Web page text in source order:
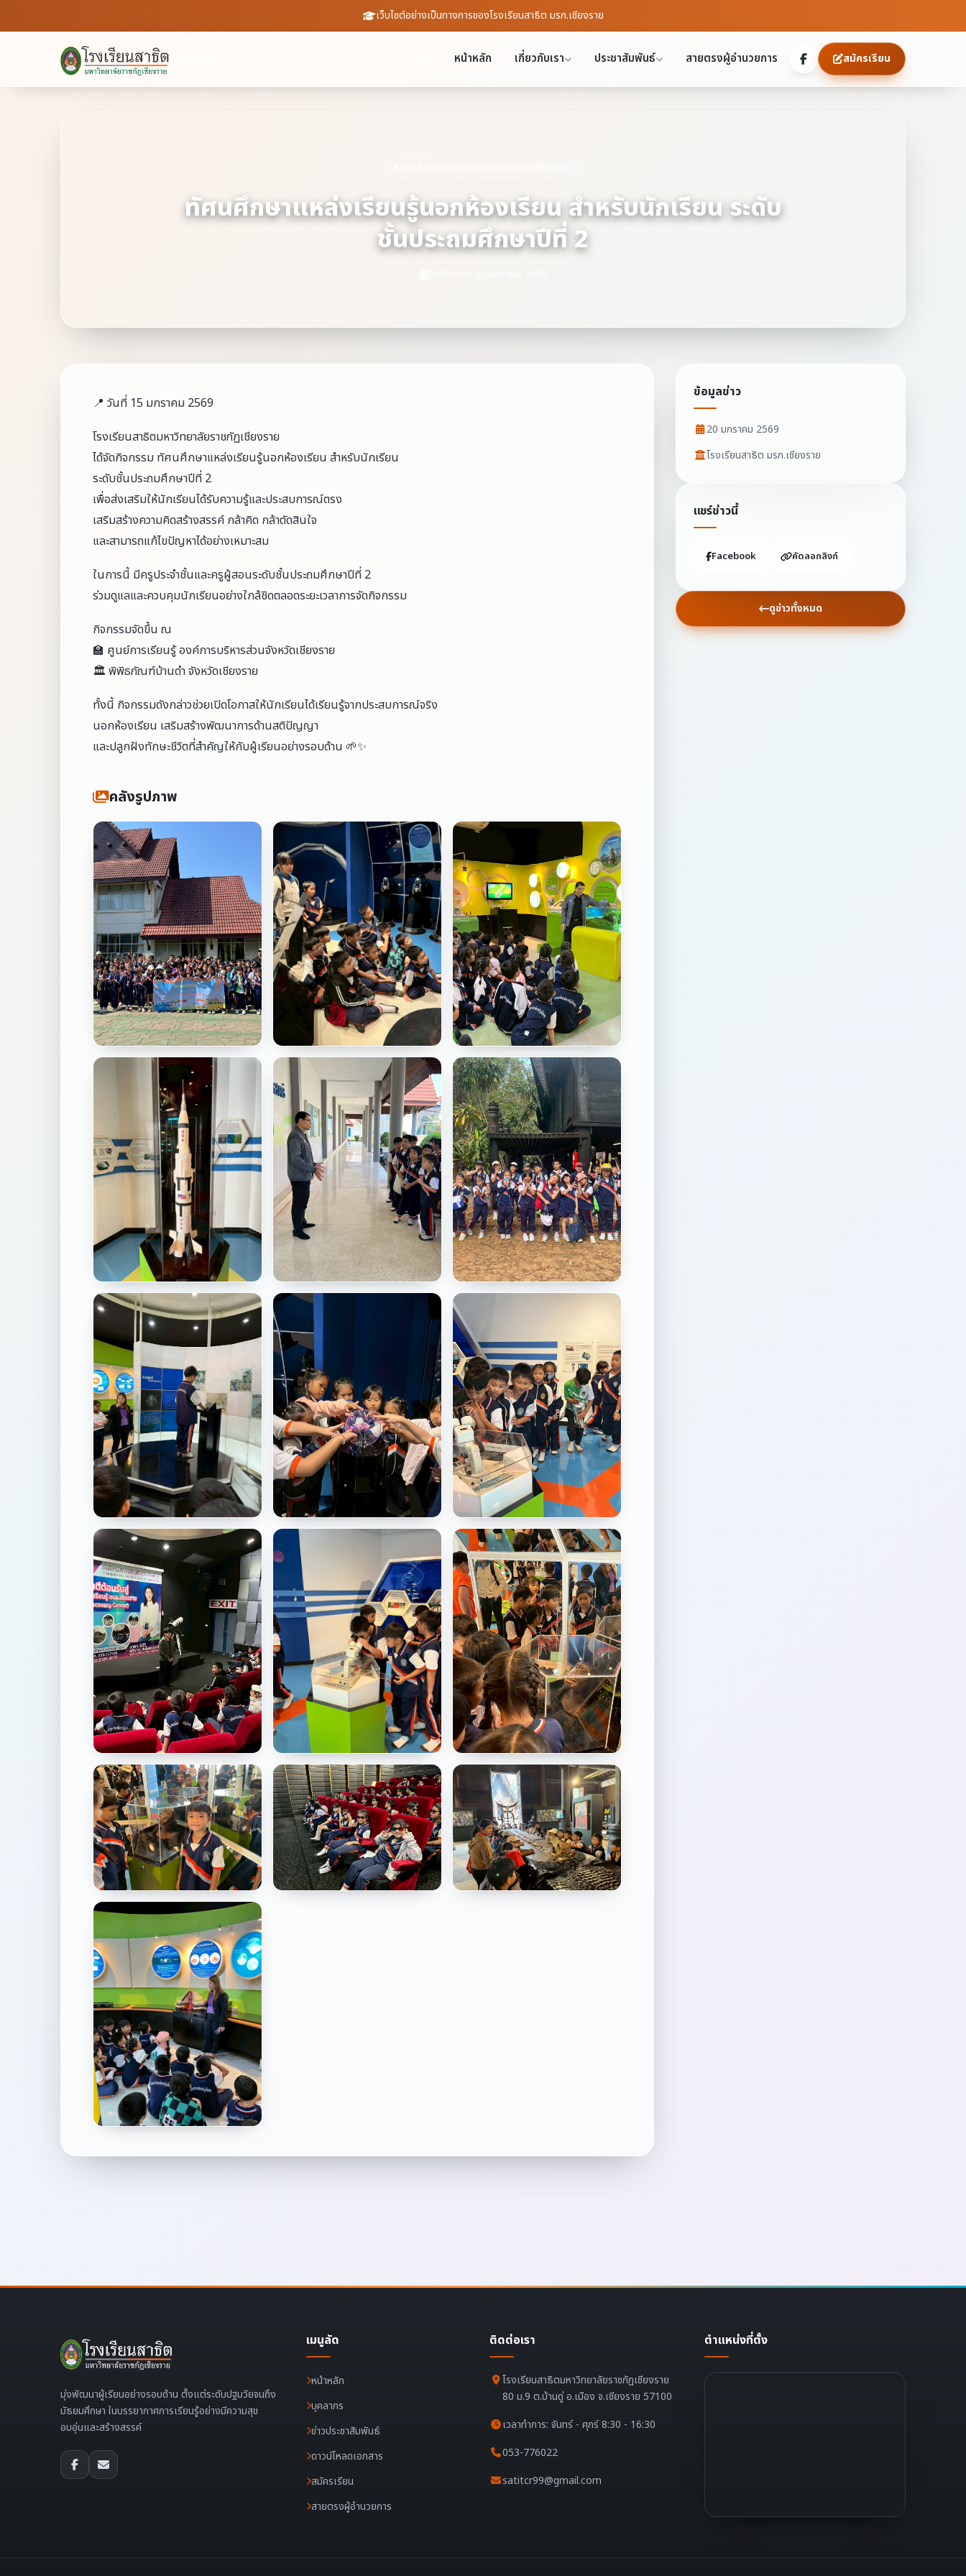
เว็บไซต์อย่างเป็นทางการของโรงเรียนสาธิต มรภ.เชียงราย
หน้าหลัก เกี่ยวกับเรา ประชาสัมพันธ์ สายตรงผู้อำนวยการ สมัครเรียน
ทัศนศึกษาแหล่งเรียนรู้นอกห้องเรียน สำหรับนักเรียน ระดับ
ชั้นประถมศึกษาปีที่ 2
📍 วันที่ 15 มกราคม 2569
โรงเรียนสาธิตมหาวิทยาลัยราชภัฏเชียงราย
ได้จัดกิจกรรม ทัศนศึกษาแหล่งเรียนรู้นอกห้องเรียน สำหรับนักเรียน
ระดับชั้นประถมศึกษาปีที่ 2
เพื่อส่งเสริมให้นักเรียนได้รับความรู้และประสบการณ์ตรง
เสริมสร้างความคิดสร้างสรรค์ กล้าคิด กล้าตัดสินใจ
และสามารถแก้ไขปัญหาได้อย่างเหมาะสม
ในการนี้ มีครูประจำชั้นและครูผู้สอนระดับชั้นประถมศึกษาปีที่ 2
ร่วมดูแลและควบคุมนักเรียนอย่างใกล้ชิดตลอดระยะเวลาการจัดกิจกรรม
กิจกรรมจัดขึ้น ณ
🏫 ศูนย์การเรียนรู้ องค์การบริหารส่วนจังหวัดเชียงราย
🏛 พิพิธภัณฑ์บ้านดำ จังหวัดเชียงราย
ทั้งนี้ กิจกรรมดังกล่าวช่วยเปิดโอกาสให้นักเรียนได้เรียนรู้จากประสบการณ์จริง
นอกห้องเรียน เสริมสร้างพัฒนาการด้านสติปัญญา
และปลูกฝังทักษะชีวิตที่สำคัญให้กับผู้เรียนอย่างรอบด้าน 🌱✨
คลังรูปภาพ
ข้อมูลข่าว
20 มกราคม 2569
โรงเรียนสาธิต มรภ.เชียงราย
แชร์ข่าวนี้
Facebook คัดลอกลิงก์
ดูข่าวทั้งหมด
มุ่งพัฒนาผู้เรียนอย่างรอบด้าน ตั้งแต่ระดับปฐมวัยจนถึง
มัธยมศึกษา ในบรรยากาศการเรียนรู้อย่างมีความสุข
อบอุ่นและสร้างสรรค์
เมนูลัด
หน้าหลัก
บุคลากร
ข่าวประชาสัมพันธ์
ดาวน์โหลดเอกสาร
สมัครเรียน
สายตรงผู้อำนวยการ
ติดต่อเรา
โรงเรียนสาธิตมหาวิทยาลัยราชภัฏเชียงราย
80 ม.9 ต.บ้านดู่ อ.เมือง จ.เชียงราย 57100
เวลาทำการ: จันทร์ - ศุกร์ 8:30 - 16:30
053-776022
satitcr99@gmail.com
ตำแหน่งที่ตั้ง